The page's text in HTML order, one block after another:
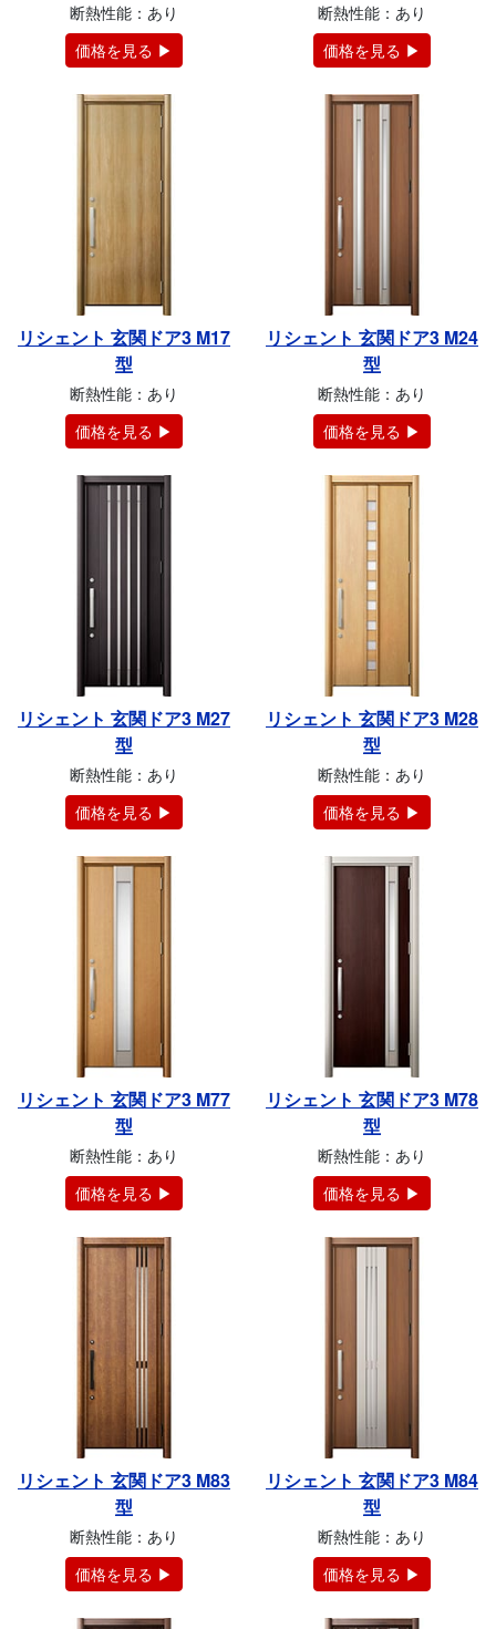
断熱性能：あり
価格を見る ▶
断熱性能：あり
価格を見る ▶
リシェント 玄関ドア3 M17
型
断熱性能：あり
価格を見る ▶
リシェント 玄関ドア3 M24
型
断熱性能：あり
価格を見る ▶
リシェント 玄関ドア3 M27
型
断熱性能：あり
価格を見る ▶
リシェント 玄関ドア3 M28
型
断熱性能：あり
価格を見る ▶
リシェント 玄関ドア3 M77
型
断熱性能：あり
価格を見る ▶
リシェント 玄関ドア3 M78
型
断熱性能：あり
価格を見る ▶
リシェント 玄関ドア3 M83
型
断熱性能：あり
価格を見る ▶
リシェント 玄関ドア3 M84
型
断熱性能：あり
価格を見る ▶